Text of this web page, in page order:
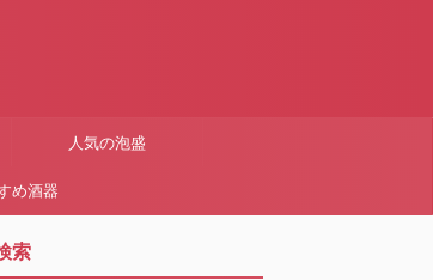
人気の泡盛
め酒器
索